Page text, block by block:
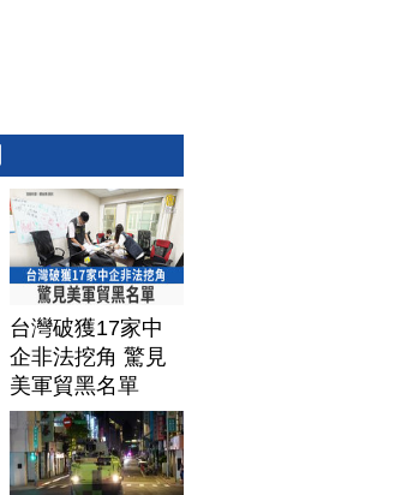
台灣破獲17家中
企非法挖角 驚見
美軍貿黑名單